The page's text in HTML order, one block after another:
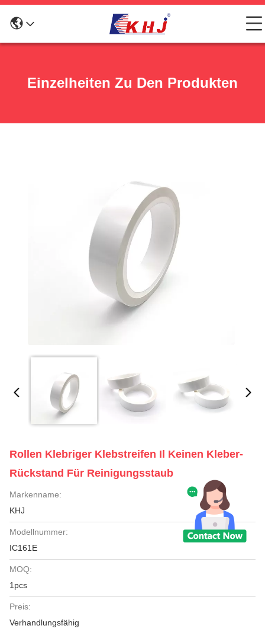
Einzelheiten Zu Den Produkten
Rollen Klebriger Klebstreifen Il Keinen Kleber-
Rückstand Für Reinigungsstaub
Markenname:
KHJ
Modellnummer:
IC161E
MOQ:
1pcs
Preis:
Verhandlungsfähig